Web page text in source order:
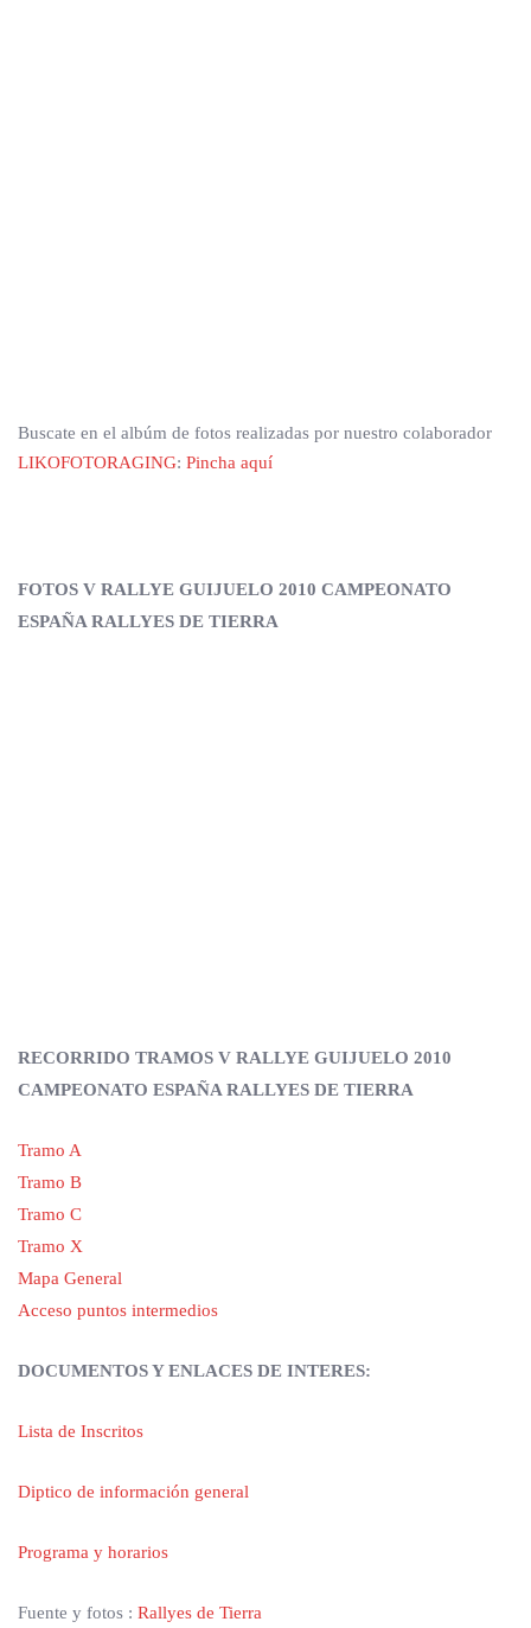
Buscate en el albúm de fotos realizadas por nuestro colaborador
LIKOFOTORAGING: Pincha aquí
FOTOS V RALLYE GUIJUELO 2010 CAMPEONATO
ESPAÑA RALLYES DE TIERRA
RECORRIDO TRAMOS V RALLYE GUIJUELO 2010
CAMPEONATO ESPAÑA RALLYES DE TIERRA
Tramo A
Tramo B
Tramo C
Tramo X
Mapa General
Acceso puntos intermedios
DOCUMENTOS Y ENLACES DE INTERES:
Lista de Inscritos
Diptico de información general
Programa y horarios
Fuente y fotos : Rallyes de Tierra